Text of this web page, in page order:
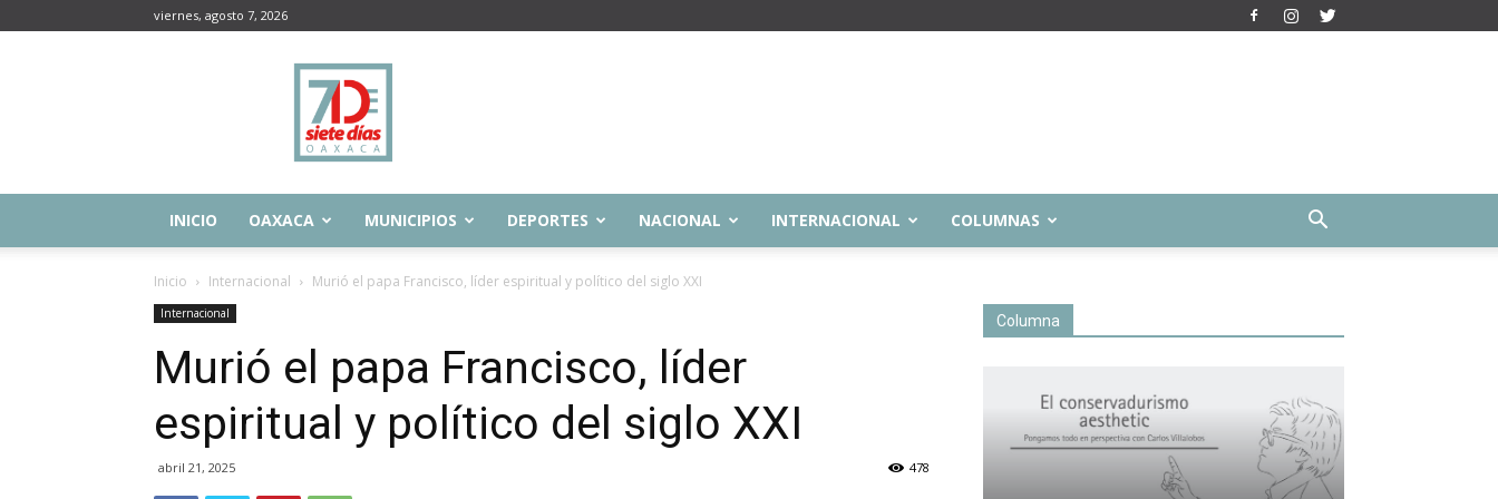
viernes, agosto 7, 2026
Siete
Días
Oaxaca
INICIO OAXACA MUNICIPIOS DEPORTES NACIONAL INTERNACIONAL COLUMNAS
Inicio Internacional Murió el papa Francisco, líder espiritual y político del siglo XXI
Internacional
Murió el papa Francisco, líder
espiritual y político del siglo XXI
abril 21, 2025 478
Columna